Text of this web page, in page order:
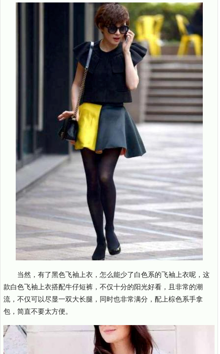
当然，有了黑色飞袖上衣，怎么能少了白色系的飞袖上衣呢，这
款白色飞袖上衣搭配牛仔短裤，不仅十分的阳光好看，且非常的潮
流，不仅可以尽显一双大长腿，同时也非常满分，配上棕色系手拿
包，简直不要太方便。